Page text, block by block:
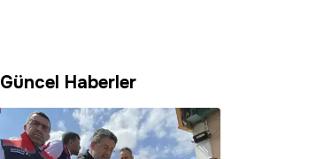
Güncel Haberler